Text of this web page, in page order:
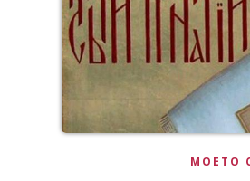
МОЕТО